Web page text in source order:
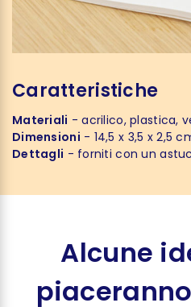
Caratteristiche
Materiali - acrilico, plastica,
Dimensioni - 14,5 x 3,5 x 2,5
Dettagli - forniti con un
Alcune